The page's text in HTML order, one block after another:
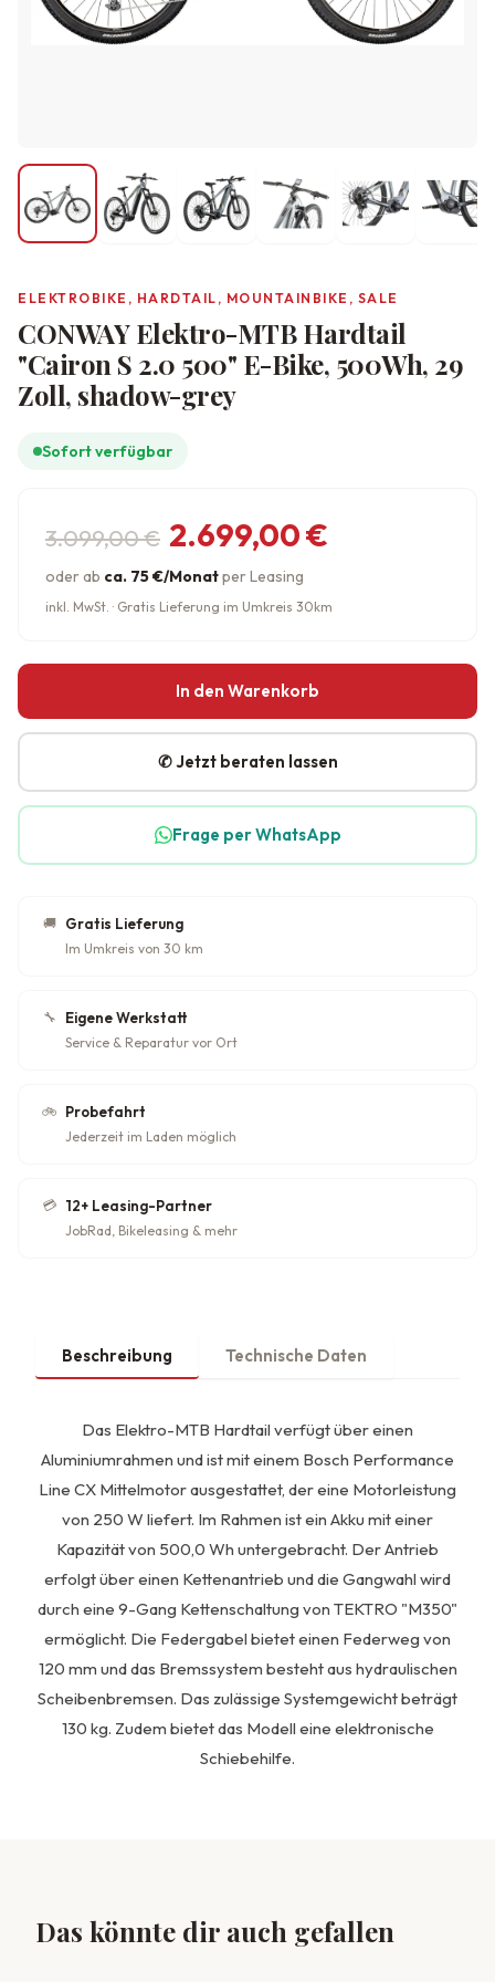
ELEKTROBIKE, HARDTAIL, MOUNTAINBIKE, SALE
CONWAY Elektro-MTB Hardtail
"Cairon S 2.0 500" E-Bike, 500Wh, 29
Zoll, shadow-grey
Sofort verfügbar
3.099,00€
Ursprünglicher Preis war:
2.699,00€
Aktueller Preis ist: 2.699,00 €.
oder ab ca. 75 €/Monatper Leasing
inkl. MwSt. · Gratis Lieferung im Umkreis 30km
In den Warenkorb
✆ Jetzt beraten lassen
Frage per WhatsApp
🚚 Gratis Lieferung
Im Umkreis von 30 km
🔧 Eigene Werkstatt
Service & Reparatur vor Ort
🚲 Probefahrt
Jederzeit im Laden möglich
💳 12+ Leasing-Partner
JobRad, Bikeleasing & mehr
Beschreibung Technische Daten
Das Elektro-MTB Hardtail verfügt über einen
Aluminiumrahmen und ist mit einem Bosch Performance
Line CX Mittelmotor ausgestattet, der eine Motorleistung
von 250 W liefert. Im Rahmen ist ein Akku mit einer
Kapazität von 500,0 Wh untergebracht. Der Antrieb
erfolgt über einen Kettenantrieb und die Gangwahl wird
durch eine 9-Gang Kettenschaltung von TEKTRO "M350"
ermöglicht. Die Federgabel bietet einen Federweg von
120 mm und das Bremssystem besteht aus hydraulischen
Scheibenbremsen. Das zulässige Systemgewicht beträgt
130 kg. Zudem bietet das Modell eine elektronische
Schiebehilfe.
Das könnte dir auch gefallen